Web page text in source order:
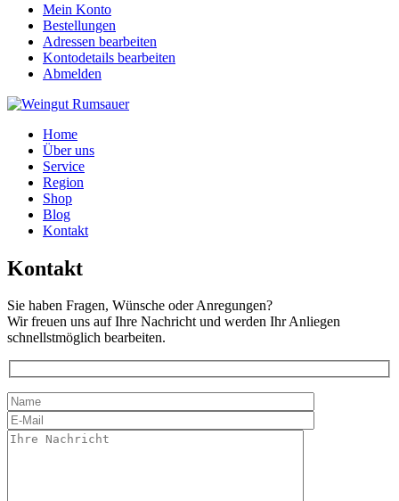
Mein Konto
Bestellungen
Adressen bearbeiten
Kontodetails bearbeiten
Abmelden
Home
Über uns
Service
Region
Shop
Blog
Kontakt
Kontakt
Sie haben Fragen, Wünsche oder Anregungen?
Wir freuen uns auf Ihre Nachricht und werden Ihr Anliegen
schnellstmöglich bearbeiten.